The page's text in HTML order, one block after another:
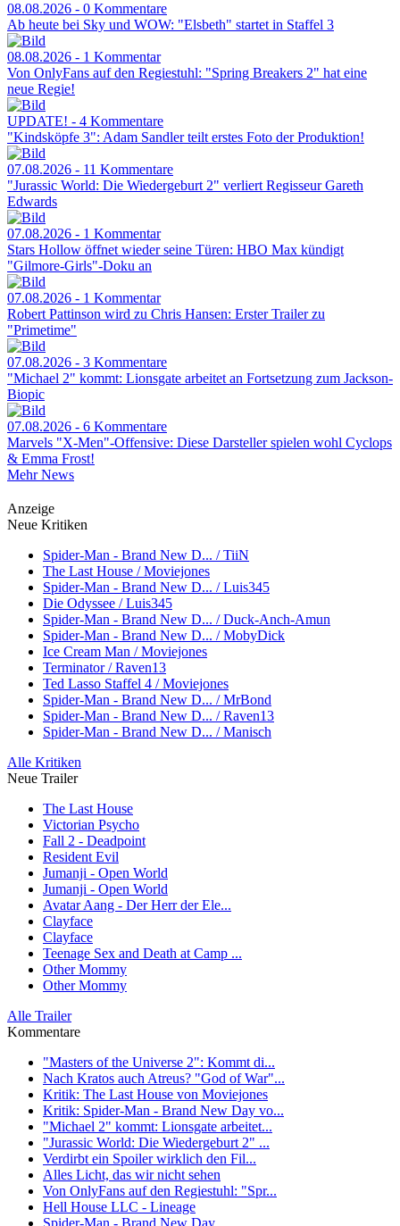
08.08.2026 - 0 Kommentare
Ab heute bei Sky und WOW: "Elsbeth" startet in Staffel 3
08.08.2026 - 1 Kommentar
Von OnlyFans auf den Regiestuhl: "Spring Breakers 2" hat eine
neue Regie!
UPDATE! - 4 Kommentare
"Kindsköpfe 3": Adam Sandler teilt erstes Foto der Produktion!
07.08.2026 - 11 Kommentare
"Jurassic World: Die Wiedergeburt 2" verliert Regisseur Gareth
Edwards
07.08.2026 - 1 Kommentar
Stars Hollow öffnet wieder seine Türen: HBO Max kündigt
"Gilmore-Girls"-Doku an
07.08.2026 - 1 Kommentar
Robert Pattinson wird zu Chris Hansen: Erster Trailer zu
"Primetime"
07.08.2026 - 3 Kommentare
"Michael 2" kommt: Lionsgate arbeitet an Fortsetzung zum Jackson-
Biopic
07.08.2026 - 6 Kommentare
Marvels "X-Men"-Offensive: Diese Darsteller spielen wohl Cyclops
& Emma Frost!
Mehr News
Anzeige
Neue Kritiken
Spider-Man - Brand New D... / TiiN
The Last House / Moviejones
Spider-Man - Brand New D... / Luis345
Die Odyssee / Luis345
Spider-Man - Brand New D... / Duck-Anch-Amun
Spider-Man - Brand New D... / MobyDick
Ice Cream Man / Moviejones
Terminator / Raven13
Ted Lasso Staffel 4 / Moviejones
Spider-Man - Brand New D... / MrBond
Spider-Man - Brand New D... / Raven13
Spider-Man - Brand New D... / Manisch
Alle Kritiken
Neue Trailer
The Last House
Victorian Psycho
Fall 2 - Deadpoint
Resident Evil
Jumanji - Open World
Jumanji - Open World
Avatar Aang - Der Herr der Ele...
Clayface
Clayface
Teenage Sex and Death at Camp ...
Other Mommy
Other Mommy
Alle Trailer
Kommentare
"Masters of the Universe 2": Kommt di...
Nach Kratos auch Atreus? "God of War"...
Kritik: The Last House von Moviejones
Kritik: Spider-Man - Brand New Day vo...
"Michael 2" kommt: Lionsgate arbeitet...
"Jurassic World: Die Wiedergeburt 2" ...
Verdirbt ein Spoiler wirklich den Fil...
Alles Licht, das wir nicht sehen
Von OnlyFans auf den Regiestuhl: "Spr...
Hell House LLC - Lineage